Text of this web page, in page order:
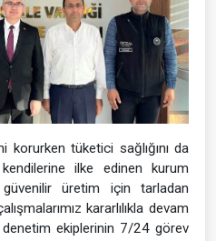
korurken tüketici sağlığını da
ilke edinen kurum
üretim için tarladan
kararlılıkla devam
ekiplerinin 7/24 görev